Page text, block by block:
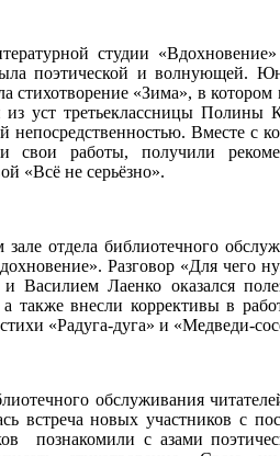
студии
поэтической и волнующей.
стихотворение «Зима», в
из уст третьеклассницы
непосредственностью. Вместе
свои работы, получили
«Всё не серьёзно».
зале отдела библиотечного
Разговор «Для чего
Лаенко оказался
а также внесли коррективы в
«Радуга-дуга» и «Медведи-
обслуживания
встреча новых участников с
познакомили с азами